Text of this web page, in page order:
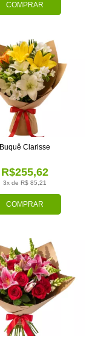
COMPRAR
COMPRAR
3x de R$ 85,21
R$255,62
Buquê Clarisse